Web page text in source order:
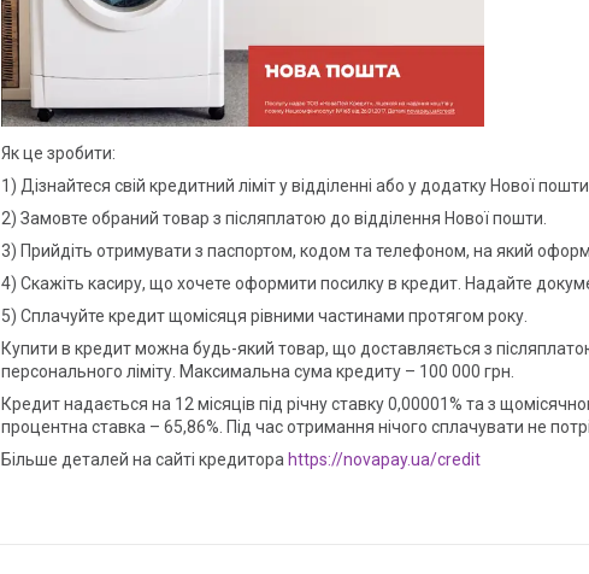
Як це зробити:
1) Дізнайтеся свій кредитний ліміт у відділенні або у додатку Нової пошти.
2) Замовте обраний товар з післяплатою до відділення Нової пошти.
3) Прийдіть отримувати з паспортом, кодом та телефоном, на який
4) Скажіть касиру, що хочете оформити посилку в кредит. Надайте
5) Сплачуйте кредит щомісяця рівними частинами протягом року.
Купити в кредит можна будь-який товар, що доставляється з
персонального ліміту. Максимальна сума кредиту – 100 000 грн.
Кредит надається на 12 місяців під річну ставку 0,00001% та з
процентна ставка – 65,86%. Під час отримання нічого сплачувати не
Більше деталей на сайті кредитора https://novapay.ua/credit